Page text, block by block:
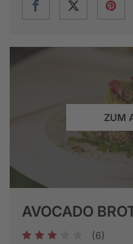
ZUM
AVOCADO
1 2 3 (6)